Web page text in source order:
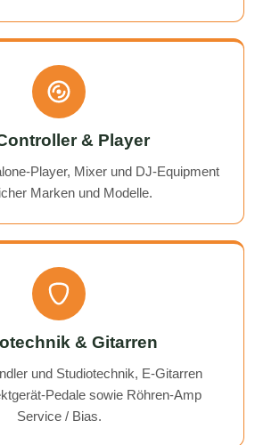
& Player
Player, Mixer und DJ-Equipment
Marken und Modelle.
& Gitarren
und Studiotechnik, E-Gitarren
Pedale sowie Röhren-Amp
Service / Bias.